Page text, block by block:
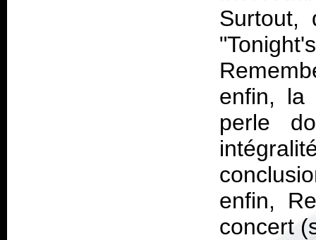
Surtout,
enfin, la
perle
enfin,
concert